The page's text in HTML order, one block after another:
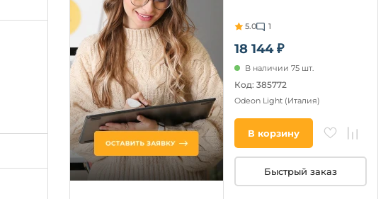
18 144 ₽
5.0 1
В наличии 75 шт.
Код: 385772
Odeon Light (Италия)
В корзину
Быстрый заказ